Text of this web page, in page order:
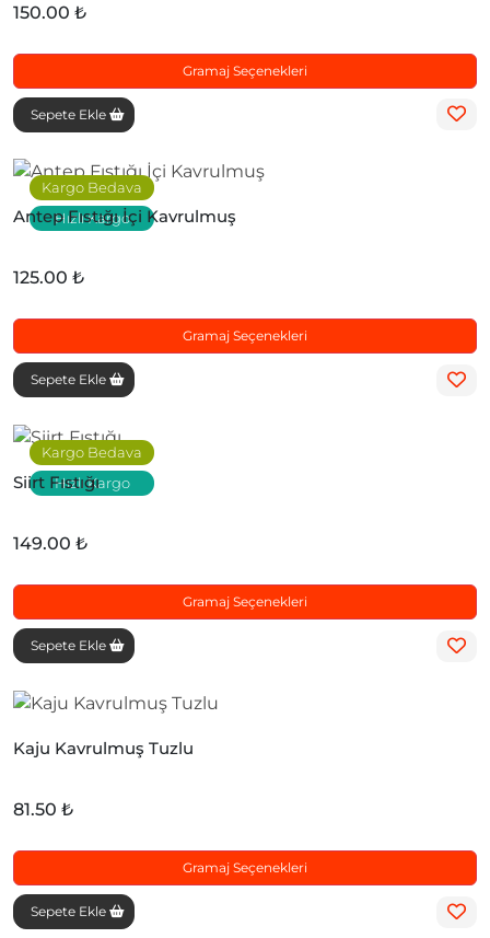
150.00 ₺
Gramaj Seçenekleri
Sepete Ekle
Kargo Bedava
Hızlı Kargo
Antep Fıstığı İçi Kavrulmuş
125.00 ₺
Gramaj Seçenekleri
Sepete Ekle
Kargo Bedava
Hızlı Kargo
Siirt Fıstığı
149.00 ₺
Gramaj Seçenekleri
Sepete Ekle
Kaju Kavrulmuş Tuzlu
81.50 ₺
Gramaj Seçenekleri
Sepete Ekle